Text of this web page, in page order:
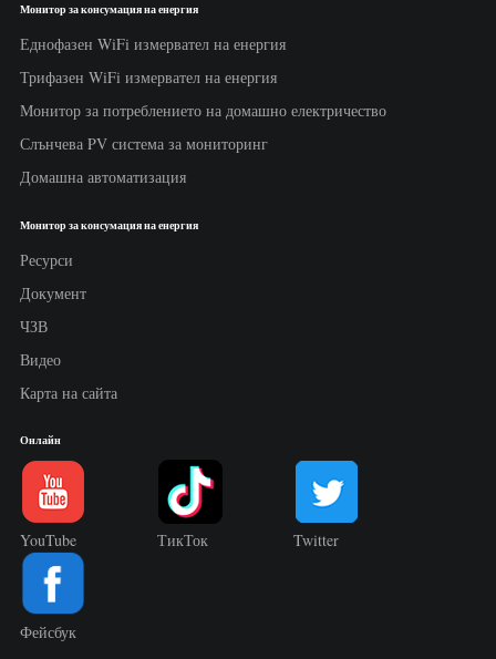
Монитор за консумация на енергия
Еднофазен WiFi измервател на енергия
Трифазен WiFi измервател на енергия
Монитор за потреблението на домашно електричество
Слънчева PV система за мониторинг
Домашна автоматизация
Монитор за консумация на енергия
Ресурси
Документ
ЧЗВ
Видео
Карта на сайта
Онлайн
YouTube ТикТок Twitter
Фейсбук